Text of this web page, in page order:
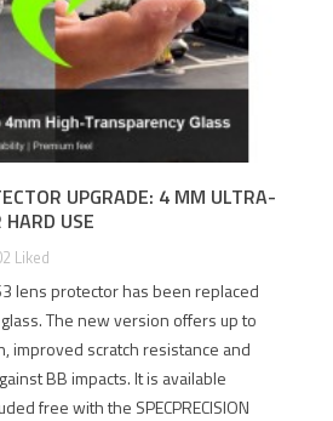
UPGRADE: 4 MM ULTRA-
HARD USE
Liked
lens protector has been replaced
The new version offers up to
improved scratch resistance and
BB impacts. It is available
free with the SPECPRECISION